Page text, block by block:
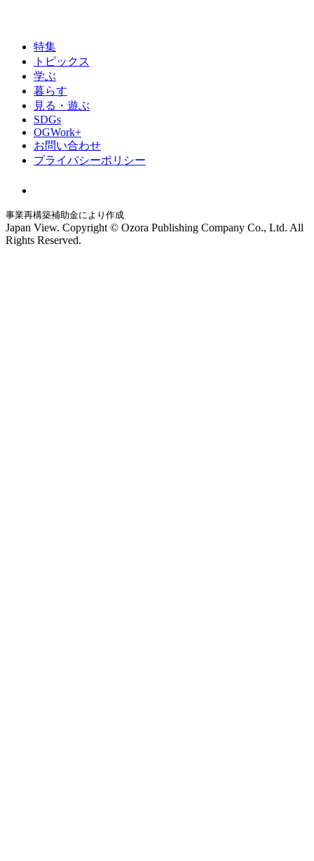
特集
トピックス
学ぶ
暮らす
見る・遊ぶ
SDGs
OGWork+
お問い合わせ
プライバシーポリシー
事業再構築補助金により作成
Japan View. Copyright © Ozora Publishing Company Co., Ltd. All
Rights Reserved.